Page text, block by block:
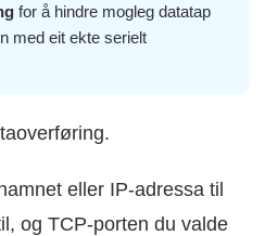
for å hindre mogleg datatap
med eit ekte serielt
eller IP-adressa til
og TCP-porten du valde